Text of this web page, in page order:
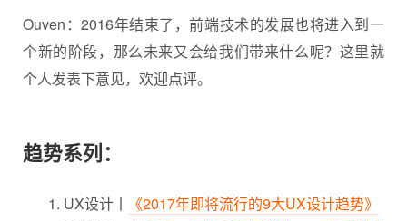
Ouven：2016年结束了，前端技术的发展也将进入到一
个新的阶段，那么未来又会给我们带来什么呢？这里就
个人发表下意见，欢迎点评。
趋势系列：
UX设计丨
《2017年即将流行的9大UX设计趋势》